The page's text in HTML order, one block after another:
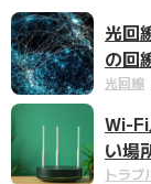
光回
の回
光回線
Wi-
い場
トラブ